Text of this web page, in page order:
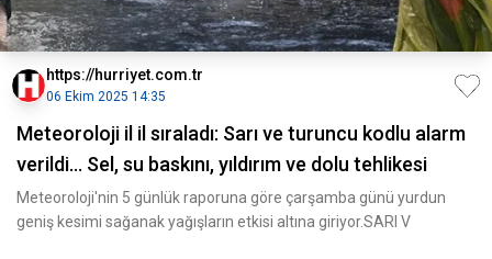
https://hurriyet.com.tr
06 Ekim 2025 14:35
Meteoroloji il il sıraladı: Sarı ve turuncu kodlu alarm
verildi... Sel, su baskını, yıldırım ve dolu tehlikesi
Meteoroloji'nin 5 günlük raporuna göre çarşamba günü yurdun
geniş kesimi sağanak yağışların etkisi altına giriyor.SARI V